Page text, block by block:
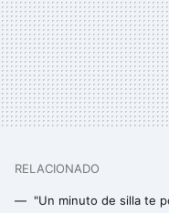
RELACIONADO